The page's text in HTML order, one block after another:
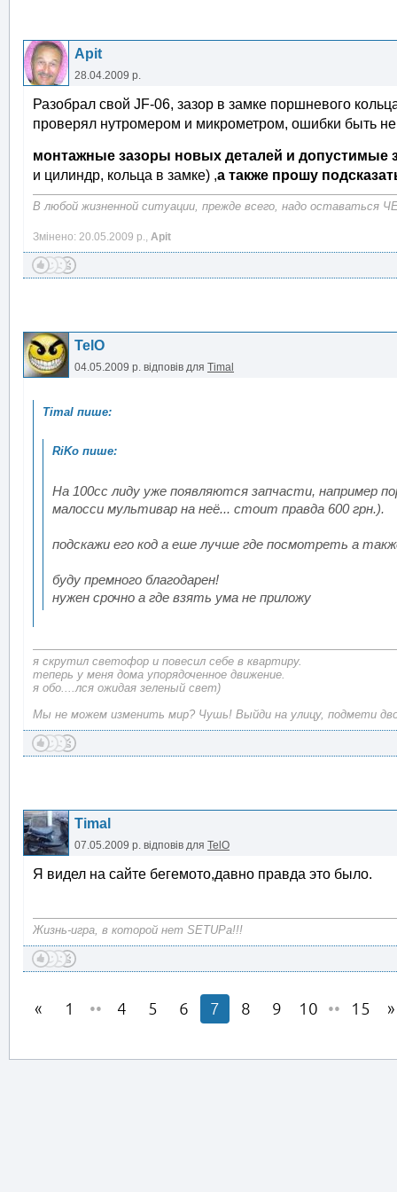
Apit
28.04.2009 р.
Разобрал свой JF-06, зазор в замке поршневого
проверял нутромером и микрометром, ошибки быть
монтажные зазоры новых деталей и допустимые
и цилиндр, кольца в замке) ,а также прошу
В любой жизненной ситуации, прежде всего, надо оставаться
Змінено: 20.05.2009 р., Apit
TelO
04.05.2009 р. відповів для Timal
На 100сс лиду уже появляются запчасти, например
малосси мультивар на неё... стоит правда 600 грн.).
подскажи его код а еше лучше где посмотреть а
буду премного благодарен!
нужен срочно а где взять ума не приложу
я скрутил светофор и повесил себе в квартиру.
теперь у меня дома упорядоченное движение.
я обо....лся ожидая зеленый свет)
Мы не можем изменить мир? Чушь! Выйди на улицу, подмети
Timal
07.05.2009 р. відповів для TelO
Я видел на сайте бегемото,давно правда это было.
Жизнь-игра, в которой нет SETUPa!!!
1 •• 4 5 6 7 8 9 10 •• 15